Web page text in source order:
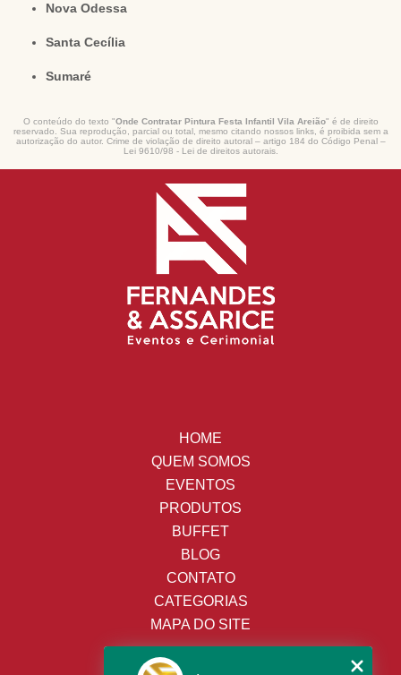
Nova Odessa
Santa Cecília
Sumaré
O conteúdo do texto "Onde Contratar Pintura Festa Infantil Vila Areião" é de direito
reservado. Sua reprodução, parcial ou total, mesmo citando nossos links, é proibida sem a
autorização do autor. Crime de violação de direito autoral – artigo 184 do Código Penal –
Lei 9610/98 - Lei de direitos autorais.
HOME
QUEM SOMOS
EVENTOS
PRODUTOS
BUFFET
BLOG
CONTATO
CATEGORIAS
MAPA DO SITE